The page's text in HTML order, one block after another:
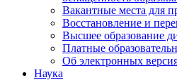
Вакантные места для
Восстановление и
Высшее образование
Платные
Об электронных
Наука